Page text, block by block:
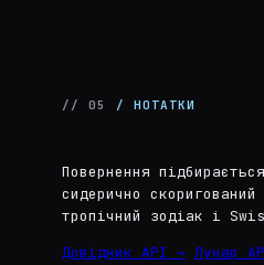
// 05 / НОТАТКИ
Повернення
сидерично
тропічний зодіак і
Довідник API → Лунар